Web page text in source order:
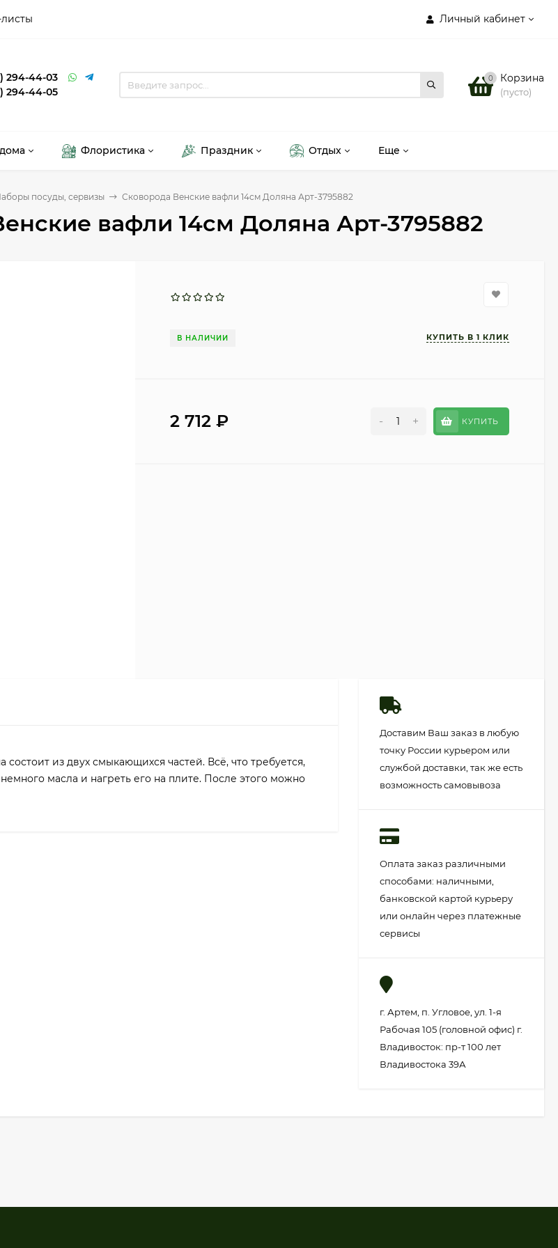
Личный кабинет
294-44-03
294-44-05
0 Корзина
(пусто)
Флористика Праздник Отдых Еще
посуды, сервизы Сковорода Венские вафли 14см Доляна Арт-3795882
вафли 14см Доляна Арт-3795882
В НАЛИЧИИ
2 712₽ - + КУПИТЬ
из двух смыкающихся частей. Всё, что требуется,
масла и нагреть его на плите. После этого можно
Доставим Ваш заказ в любую
точку России курьером или
службой доставки, так же есть
возможность самовывоза
Оплата заказ различными
способами: наличными,
банковской картой курьеру
или онлайн через платежные
сервисы
г. Артем, п. Угловое, ул. 1-я
Рабочая 105 (головной офис) г.
Владивосток: пр-т 100 лет
Владивостока 39А